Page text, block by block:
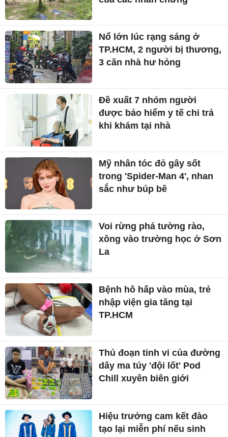
Nổ lớn lúc rạng sáng ở
TP.HCM, 2 người bị thương,
3 căn nhà hư hỏng
Đề xuất 7 nhóm người
được bảo hiểm y tế chi trả
khi khám tại nhà
Mỹ nhân tóc đỏ gây sốt
trong 'Spider-Man 4', nhan
sắc như búp bê
Voi rừng phá tường rào,
xông vào trường học ở Sơn
La
Bệnh hô hấp vào mùa, trẻ
nhập viện gia tăng tại
TP.HCM
Thủ đoạn tinh vi của đường
dây ma túy 'đội lốt' Pod
Chill xuyên biên giới
Hiệu trưởng cam kết đào
tạo lại miễn phí nếu sinh